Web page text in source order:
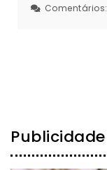
Comentários:
Publicidade